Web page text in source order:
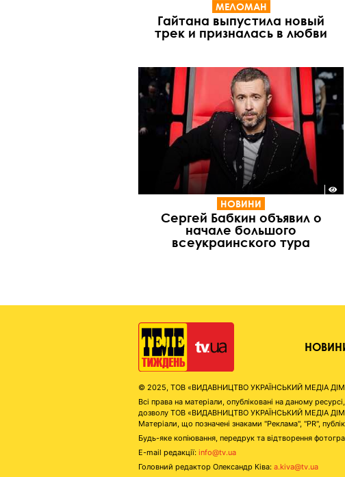
МЕЛОМАН
Гайтана выпустила новый
трек и призналась в любви
НОВИНИ
Сергей Бабкин объявил о
начале большого
всеукраинского тура
© 2025, ТОВ «ВИДАВНИЦТВО УКРАЇНСЬКИЙ МЕДІА ДІМ».
Всі права на матеріали, опубліковані на даному
дозволу ТОВ «ВИДАВНИЦТВО УКРАЇНСЬКИЙ МЕДІА ДІМ»
Матеріали, що позначені знаками "Реклама", "PR",
Будь-яке копіювання, передрук та відтворення
E-mail редакції: info@tv.ua
Головний редактор Олександр Ківа: a.kiva@tv.ua